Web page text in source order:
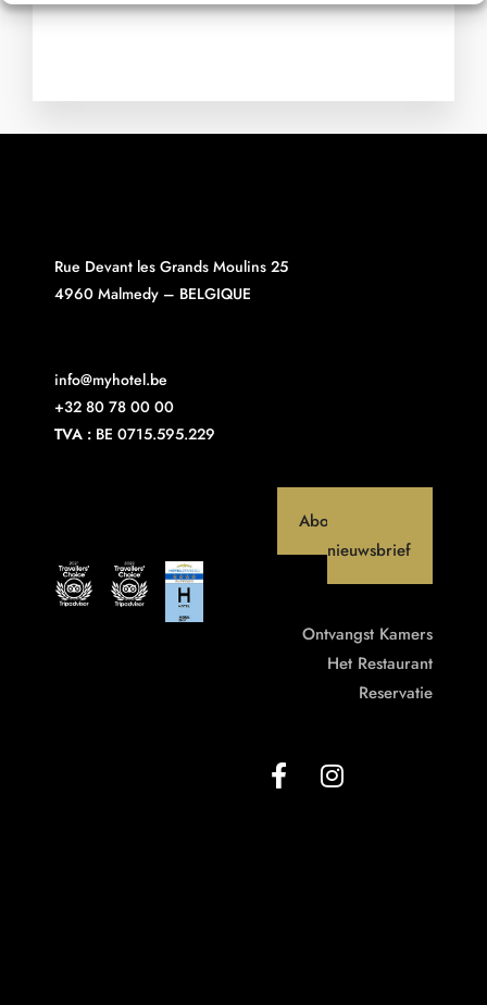
Rue Devant les Grands Moulins 25
4960 Malmedy – BELGIQUE
info@myhotel.be
+32 80 78 00 00
TVA : BE 0715.595.229
Abonneer op onze
nieuwsbrief
Ontvangst Kamers
Het Restaurant
Reservatie